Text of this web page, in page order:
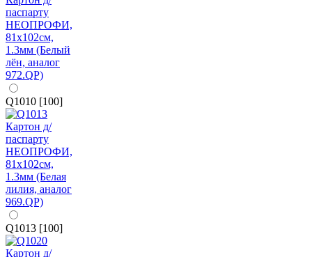
Q1010 [100]
Q1013 [100]